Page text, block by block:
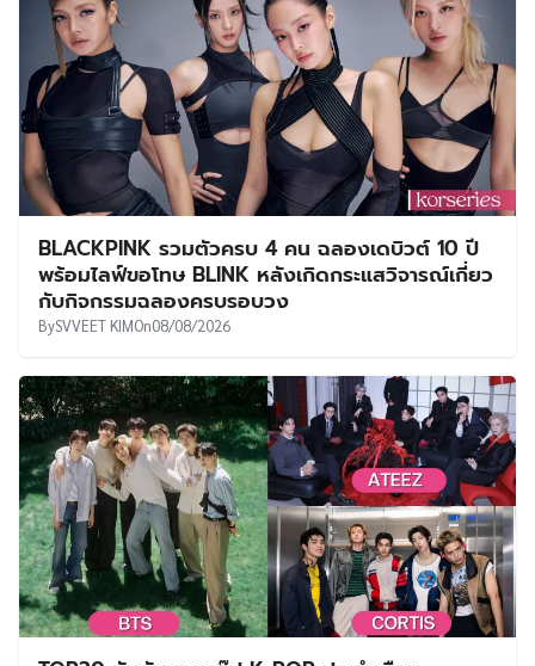
BLACKPINK รวมตัวครบ 4 คน ฉลองเดบิวต์ 10 ปี
พร้อมไลฟ์ขอโทษ BLINK หลังเกิดกระแสวิจารณ์เกี่ยว
กับกิจกรรมฉลองครบรอบวง
BySVVEET KIMOn08/08/2026